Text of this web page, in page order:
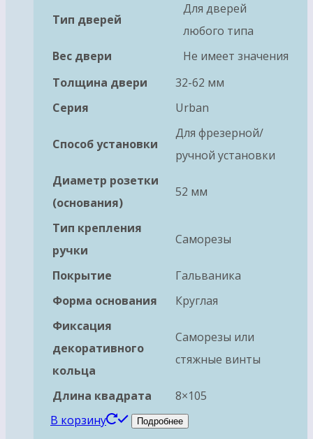
Тип дверей
Для дверей
любого типа
Вес двери
Не имеет значения
Толщина двери
32-62 мм
Серия
Urban
Способ установки
Для фрезерной/
ручной установки
Диаметр розетки
(основания)
52 мм
Тип крепления
ручки
Саморезы
Покрытие
Гальваника
Форма основания
Круглая
Фиксация
декоративного
кольца
Саморезы или
стяжные винты
Длина квадрата
8×105
В корзину
Подробнее